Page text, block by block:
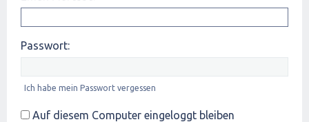
Passwort:
Ich habe mein Passwort vergessen
Auf diesem Computer eingeloggt bleiben